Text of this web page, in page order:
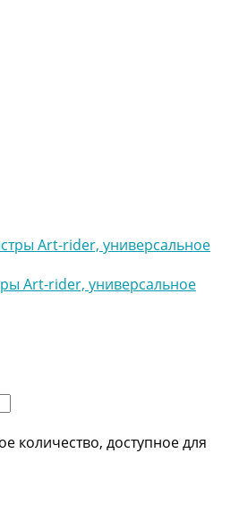
Art-rider, универсальное
количество, доступное для